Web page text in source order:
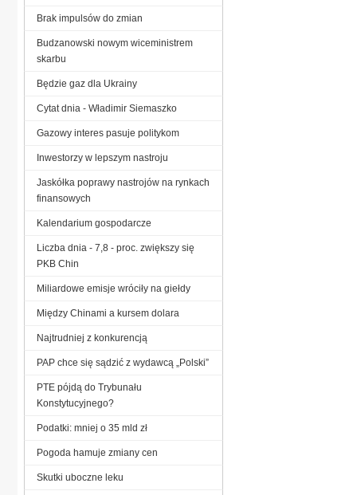
Brak impulsów do zmian
Budzanowski nowym wiceministrem
skarbu
Będzie gaz dla Ukrainy
Cytat dnia - Władimir Siemaszko
Gazowy interes pasuje politykom
Inwestorzy w lepszym nastroju
Jaskółka poprawy nastrojów na rynkach
finansowych
Kalendarium gospodarcze
Liczba dnia - 7,8 - proc. zwiększy się
PKB Chin
Miliardowe emisje wróciły na giełdy
Między Chinami a kursem dolara
Najtrudniej z konkurencją
PAP chce się sądzić z wydawcą „Polski”
PTE pójdą do Trybunału
Konstytucyjnego?
Podatki: mniej o 35 mld zł
Pogoda hamuje zmiany cen
Skutki uboczne leku